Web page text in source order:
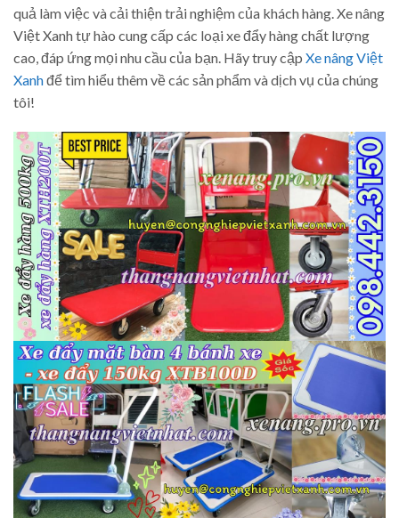
quả làm việc và cải thiện trải nghiệm của khách hàng. Xe nâng
Việt Xanh tự hào cung cấp các loại xe đẩy hàng chất lượng
cao, đáp ứng mọi nhu cầu của bạn. Hãy truy cập Xe nâng Việt
Xanhđể tìm hiểu thêm về các sản phẩm và dịch vụ của chúng
tôi!